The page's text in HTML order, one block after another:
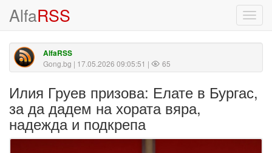
AlfaRSS
AlfaRSS
Gong.bg | 17.05.2026 09:05:51 | 65
Илия Груев призова: Елате в Бургас,
за да дадем на хората вяра,
надежда и подкрепа